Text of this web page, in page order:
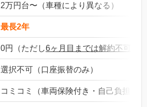
2万円台〜（車種により異なる）
最長2年
0円（ただし6ヶ月目までは解約不可
選択不可（口座振替のみ）
コミコミ（車両保険付き・自己負担最